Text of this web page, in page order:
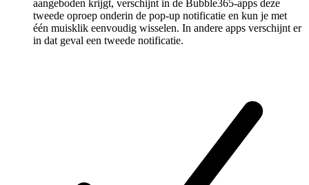
aangeboden krijgt, verschijnt in de Bubble365-apps deze
tweede oproep onderin de pop-up notificatie en kun je met
één muisklik eenvoudig wisselen. In andere apps verschijnt er
in dat geval een tweede notificatie.